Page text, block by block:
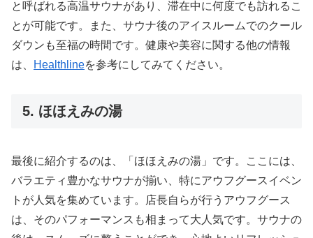
と呼ばれる高温サウナがあり、滞在中に何度でも訪れるこ
とが可能です。また、サウナ後のアイスルームでのクール
ダウンも至福の時間です。健康や美容に関する他の情報
は、
Healthlineを参考にしてみてください。
5. ほほえみの湯
最後に紹介するのは、「ほほえみの湯」です。ここには、
バラエティ豊かなサウナが揃い、特にアウフグースイベン
トが人気を集めています。店長自らが行うアウフグース
は、そのパフォーマンスも相まって大人気です。サウナの